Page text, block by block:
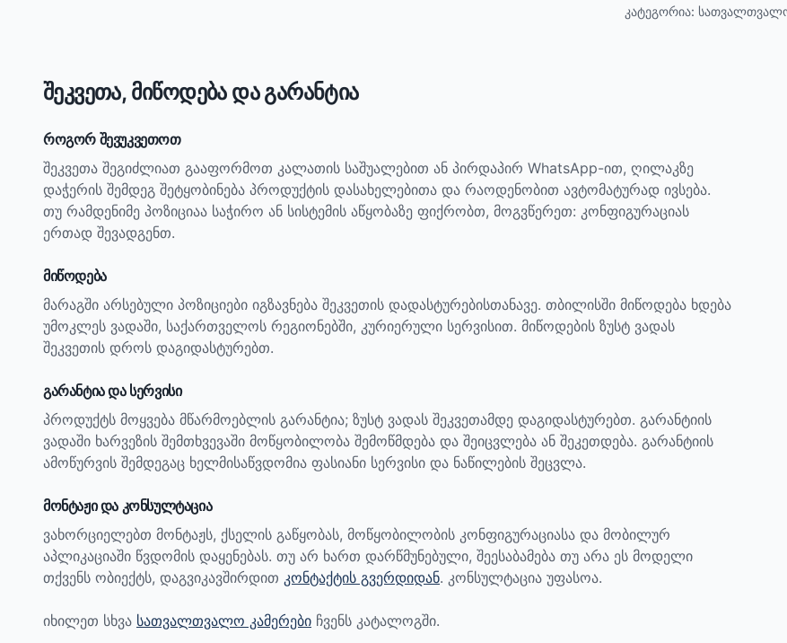
კატეგორია:
შეკვეთა, მიწოდება და გარანტია
როგორ შევუკვეთოთ
შეკვეთა შეგიძლიათ გააფორმოთ კალათის საშუალებით ან პირდაპირ WhatsApp-ით, ღილაკზე
დაჭერის შემდეგ შეტყობინება პროდუქტის დასახელებითა და რაოდენობით ავტომატურად ივსება.
თუ რამდენიმე პოზიციაა საჭირო ან სისტემის აწყობაზე ფიქრობთ, მოგვწერეთ: კონფიგურაციას
ერთად შევადგენთ.
მიწოდება
მარაგში არსებული პოზიციები იგზავნება შეკვეთის დადასტურებისთანავე. თბილისში მიწოდება ხდება
უმოკლეს ვადაში, საქართველოს რეგიონებში, კურიერული სერვისით. მიწოდების ზუსტ ვადას
შეკვეთის დროს დაგიდასტურებთ.
გარანტია და სერვისი
პროდუქტს მოყვება მწარმოებლის გარანტია; ზუსტ ვადას შეკვეთამდე დაგიდასტურებთ. გარანტიის
ვადაში ხარვეზის შემთხვევაში მოწყობილობა შემოწმდება და შეიცვლება ან შეკეთდება. გარანტიის
ამოწურვის შემდეგაც ხელმისაწვდომია ფასიანი სერვისი და ნაწილების შეცვლა.
მონტაჟი და კონსულტაცია
ვახორციელებთ მონტაჟს, ქსელის გაწყობას, მოწყობილობის კონფიგურაციასა და მობილურ
აპლიკაციაში წვდომის დაყენებას. თუ არ ხართ დარწმუნებული, შეესაბამება თუ არა ეს მოდელი
თქვენს ობიექტს, დაგვიკავშირდით კონტაქტის გვერდიდან. კონსულტაცია უფასოა.
იხილეთ სხვა სათვალთვალო კამერები ჩვენს კატალოგში.